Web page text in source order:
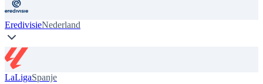
EredivisieNederland
LaLigaSpanje